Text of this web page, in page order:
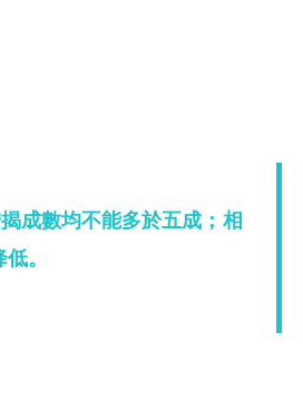
成數均不能多於五成；相
。